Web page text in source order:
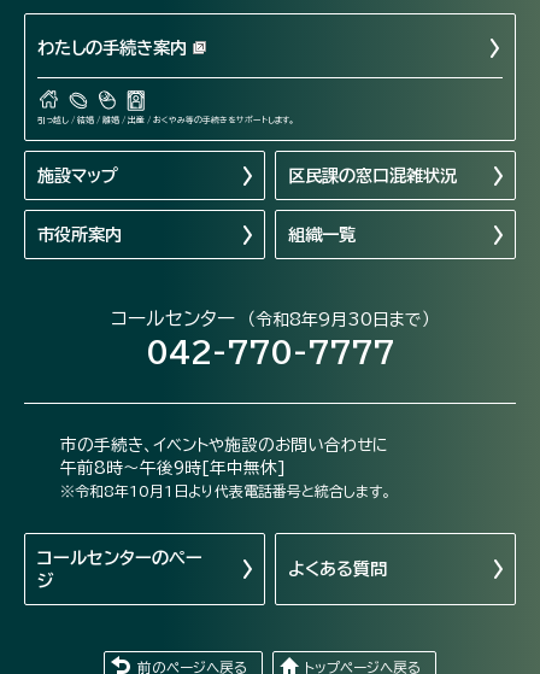
わたしの手続き案内
引っ越し / 結婚 / 離婚 / 出産 / おくやみ等の手続きをサポートします。
施設マップ 区民課の窓口混雑状況
市役所案内 組織一覧
コールセンター （令和8年9月30日まで）
042-770-7777
市の手続き、イベントや施設のお問い合わせに
午前8時～午後9時[年中無休]
※令和8年10月1日より代表電話番号と統合します。
コールセンターのペー
ジ
よくある質問
前のページへ戻る トップページへ戻る